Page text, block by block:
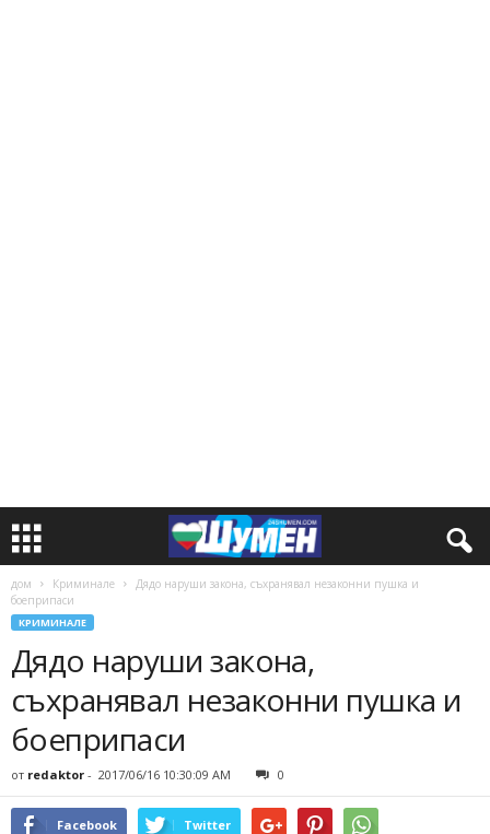
дом Криминале
Дядо наруши закона, съхранявал незаконни пушка и
боеприпаси
КРИМИНАЛЕ
Дядо наруши закона,
съхранявал незаконни пушка и
боеприпаси
от redaktor - 2017/06/16 10:30:09 AM 0
Facebook Twitter